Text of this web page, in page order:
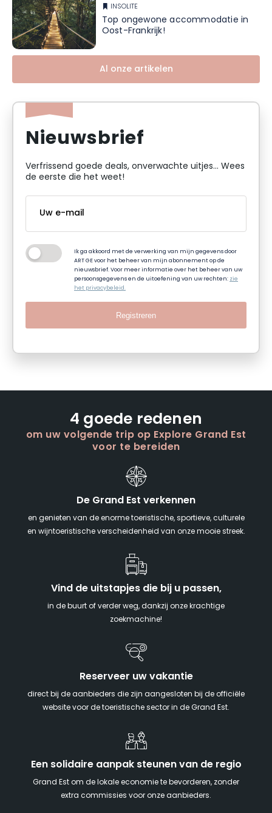
INSOLITE
Top ongewone accommodatie in
Oost-Frankrijk!
Al onze artikelen
Nieuwsbrief
Verfrissend goede deals, onverwachte uitjes... Wees
de eerste die het weet!
Ik ga akkoord met de verwerking van mijn gegevens door
ART GE voor het beheer van mijn abonnement op de
nieuwsbrief. Voor meer informatie over het beheer van uw
persoonsgegevens en de uitoefening van uw rechten:zie
het privacybeleid.
Registreren
4 goede redenen
om uw volgende trip op Explore Grand Est
voor te bereiden
De Grand Est verkennen
en genieten van de enorme toeristische, sportieve, culturele
en wijntoeristische verscheidenheid van onze mooie streek.
Vind de uitstapjes die bij u passen,
in de buurt of verder weg, dankzij onze krachtige
zoekmachine!
Reserveer uw vakantie
direct bij de aanbieders die zijn aangesloten bij de officiële
website voor de toeristische sector in de Grand Est.
Een solidaire aanpak steunen van de regio
Grand Est om de lokale economie te bevorderen, zonder
extra commissies voor onze aanbieders.